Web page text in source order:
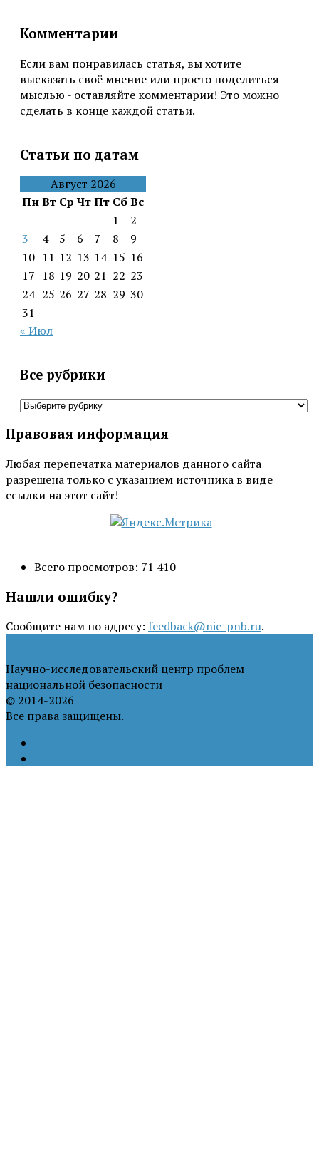
Комментарии
Если вам понравилась статья, вы хотите
высказать своё мнение или просто поделиться
мыслью - оставляйте комментарии! Это можно
сделать в конце каждой статьи.
Статьи по датам
Август 2026
ПнВт Ср ЧтПт СбВс
1
2
3
4 5 6 7 8
9
10 11 12 13 14 15 16
17 18 19 20 21 22 23
24 25 26 27 28 29 30
31
« Июл
Все рубрики
Все
Правовая информация
Любая перепечатка материалов данного сайта
разрешена только с указанием источника в виде
ссылки на этот сайт!
Всего просмотров: 71 410
Нашли ошибку?
Сообщите нам по адресу: feedback@nic-pnb.ru.
Научно-исследовательский центр проблем
национальной безопасности
© 2014-2026
Все права защищены.